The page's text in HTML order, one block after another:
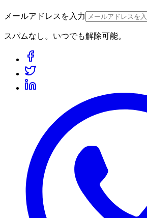
メールアドレスを入力
スパムなし。いつでも解除可能。